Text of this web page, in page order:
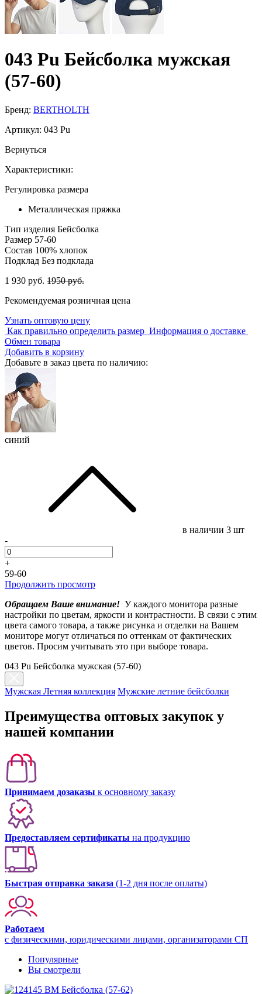
043 Pu Бейсболка мужская
(57-60)
Бренд: BERTHOLTH
Артикул: 043 Pu
Вернуться
Характеристики:
Регулировка размера
Металлическая пряжка
Тип изделия Бейсболка
Размер 57-60
Состав 100% хлопок
Подклад Без подклада
1 930 руб. 1950 руб.
Рекомендуемая розничная цена
Узнать оптовую цену
Как правильно определить размер Информация о доставке
Обмен товара
Добавить в корзину
Добавьте в заказ цвета по наличию:
синий
в наличии 3 шт
-
+
59-60
Продолжить просмотр
Обращаем Ваше внимание! У каждого монитора разные
настройки по цветам, яркости и контрастности. В связи с этим
цвета самого товара, а также рисунка и отделки на Вашем
мониторе могут отличаться по оттенкам от фактических
цветов. Просим учитывать это при выборе товара.
043 Pu Бейсболка мужская (57-60)
Мужская Летняя коллекция Мужские летние бейсболки
Преимущества оптовых закупок у
нашей компании
Принимаем дозаказы к основному заказу
Предоставляем сертификаты на продукцию
Быстрая отправка заказа (1-2 дня после оплаты)
Работаем
с физическими, юридическими лицами, организаторами СП
Популярные
Вы смотрели